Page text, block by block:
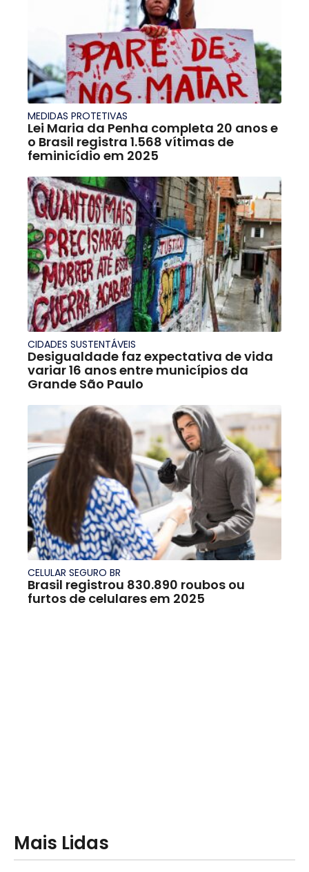
MEDIDAS PROTETIVAS
Lei Maria da Penha completa 20 anos e
o Brasil registra 1.568 vítimas de
feminicídio em 2025
CIDADES SUSTENTÁVEIS
Desigualdade faz expectativa de vida
variar 16 anos entre municípios da
Grande São Paulo
CELULAR SEGURO BR
Brasil registrou 830.890 roubos ou
furtos de celulares em 2025
Mais Lidas